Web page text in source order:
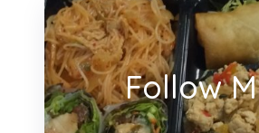
Follow